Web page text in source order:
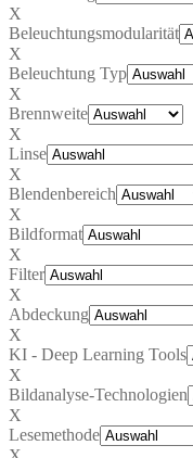
X
Beleuchtungsmodularität
X
Beleuchtung Typ
X
Brennweite
X
Linse
X
Blendenbereich
X
Bildformat
X
Filter
X
Abdeckung
X
KI - Deep Learning Tools
X
Bildanalyse-Technologien
X
Lesemethode